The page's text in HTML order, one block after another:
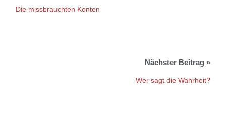
Die missbrauchten Konten
Wer sagt die Wahrheit?